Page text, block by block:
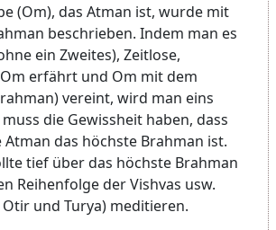
(Om), das Atman ist, wurde mit
beschrieben. Indem man es
ein Zweites), Zeitlose,
erfährt und Om mit dem
vereint, wird man eins
die Gewissheit haben, dass
das höchste Brahman ist.
tief über das höchste Brahman
Reihenfolge der Vishvas usw.
Otir und Turya) meditieren.